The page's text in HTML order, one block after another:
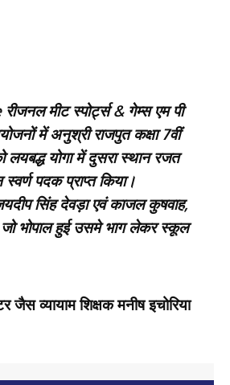
मीट स्पोर्ट्स & गेम्स एम पी
में अनुश्री राजपुत कक्षा 7वीं
लयबद्ध योगा में दुसरा स्थान रजत
पदक प्राप्त किया।
सिंह देवड़ा एवं काजल कुषवाह,
जो भोपाल हुई उसमे भाग लेकर स्कूल
व्यायाम शिक्षक मनीष इचोरिया